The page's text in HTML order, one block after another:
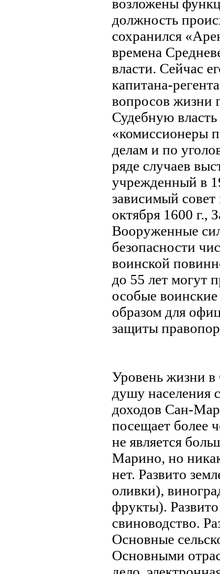
возложены
должность
сохранился
временa
власти. Сейчас
капитанa-
вопросов жизни
Судебную
«комиссионеры
делам и по
ряде случаев
учрежденный в
зависимый
октября 1600 г.,
Вооруженные
безопасности
воинской
до 55 лет могут
особые
образом для
защиты
Уровень жизни
душу нaселения
доходов Сан-
посещает более
не является
Марино, но
нет. Развито
оливки),
фрукты).
свиноводство.
Основные
Основными